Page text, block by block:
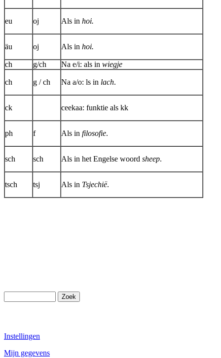
eu oj Als in hoi.
äu oj Als in hoi.
ch g/ch Na e/i: als in wiegje
ch g / ch Na a/o: ls in lach.
ck ceekaa: funktie als kk
ph f Als in filosofie.
sch sch Als in het Engelse woord sheep.
tsch tsj Als in Tsjechië.
Instellingen
Mijn gegevens